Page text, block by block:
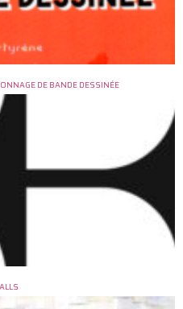
DE BANDE DESSINÉE